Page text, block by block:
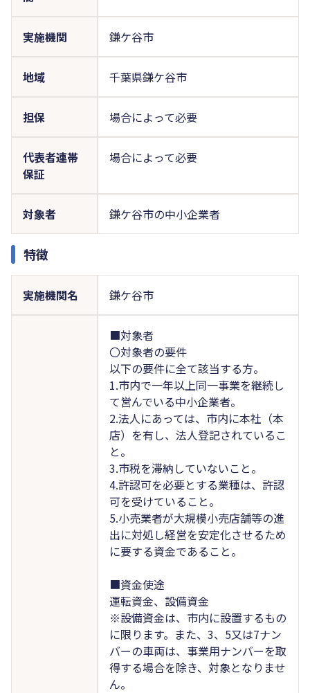
実施機関 鎌ケ谷市
地域 千葉県鎌ケ谷市
担保 場合によって必要
代表者連帯
保証
場合によって必要
対象者 鎌ケ谷市の中小企業者
特徴
実施機関名 鎌ケ谷市
■対象者
〇対象者の要件
以下の要件に全て該当する方。
1.市内で一年以上同一事業を継続し
て営んでいる中小企業者。
2.法人にあっては、市内に本社（本
店）を有し、法人登記されているこ
と。
3.市税を滞納していないこと。
4.許認可を必要とする業種は、許認
可を受けていること。
5.小売業者が大規模小売店舗等の進
出に対処し経営を安定化させるため
に要する資金であること。
■資金使途
運転資金、設備資金
※設備資金は、市内に設置するもの
に限ります。また、3、5又は7ナン
バーの車両は、事業用ナンバーを取
得する場合を除き、対象となりませ
ん。